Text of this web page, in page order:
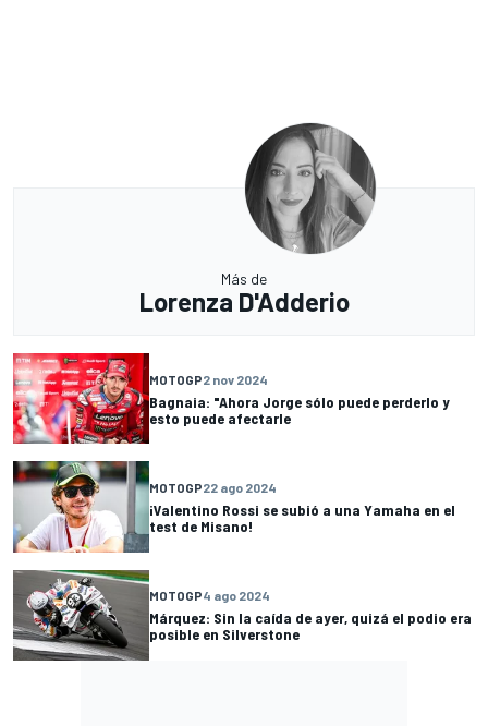
Más de
Lorenza D'Adderio
MOTOGP2 nov 2024
Bagnaia: "Ahora Jorge sólo puede perderlo y
esto puede afectarle
MOTOGP22 ago 2024
¡Valentino Rossi se subió a una Yamaha en el
test de Misano!
MOTOGP4 ago 2024
Márquez: Sin la caída de ayer, quizá el podio era
posible en Silverstone